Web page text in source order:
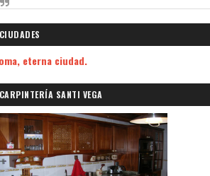
eterna ciudad.
SANTI VEGA